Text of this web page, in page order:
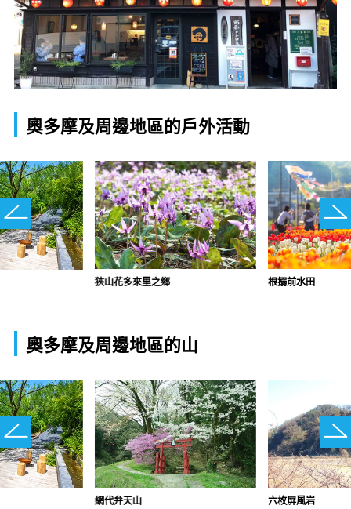
奧多摩及周邊地區的戶外活動
狹山花多來里之鄉 根搦前水田
奧多摩及周邊地區的山
網代弁天山 六枚屏風岩